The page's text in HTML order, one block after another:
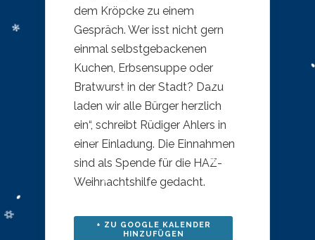
dem Kröpcke zu einem
Gespräch. Wer isst nicht gern
einmal selbstgebackenen
Kuchen, Erbsensuppe oder
Bratwurst in der Stadt? Dazu
laden wir alle Bürger herzlich
ein“, schreibt Rüdiger Ahlers in
einer Einladung. Die Einnahmen
sind als Spende für die HAZ-
Weihnachtshilfe gedacht.
+ ZU GOOGLE KALENDER
HINZUFÜGEN